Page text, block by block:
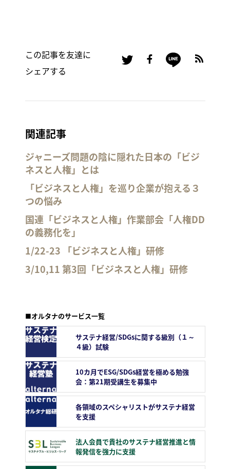
この記事を友達に
シェアする
関連記事
ジャニーズ問題の陰に隠れた日本の「ビジ
ネスと人権」とは
「ビジネスと人権」を巡り企業が抱える３
つの悩み
国連「ビジネスと人権」作業部会「人権DD
の義務化を」
1/22-23 「ビジネスと人権」研修
3/10,11 第3回「ビジネスと人権」研修
■オルタナのサービス一覧
サステナ経営/SDGsに関する級別（１～
４級）試験
10カ月でESG/SDGs経営を極める勉強
会：第21期受講生を募集中
各領域のスペシャリストがサステナ経営
を支援
法人会員で貴社のサステナ経営推進と情
報発信を強力に支援